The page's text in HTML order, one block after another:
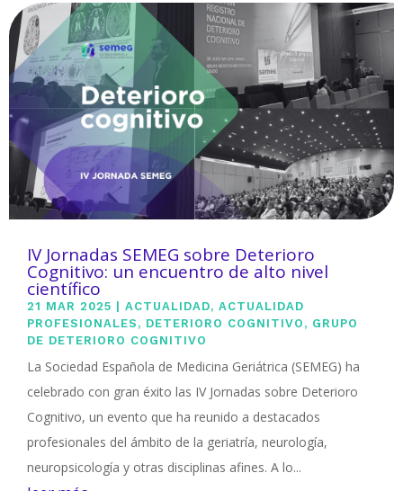
IV Jornadas SEMEG sobre Deterioro
Cognitivo: un encuentro de alto nivel
científico
21 MAR 2025 |ACTUALIDAD,ACTUALIDAD
PROFESIONALES , DETERIORO COGNITIVO , GRUPO
DE DETERIORO COGNITIVO
La Sociedad Española de Medicina Geriátrica (SEMEG) ha
celebrado con gran éxito las IV Jornadas sobre Deterioro
Cognitivo, un evento que ha reunido a destacados
profesionales del ámbito de la geriatría, neurología,
neuropsicología y otras disciplinas afines. A lo...